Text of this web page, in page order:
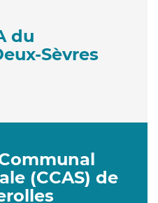
du
Sèvres
(CCAS) de